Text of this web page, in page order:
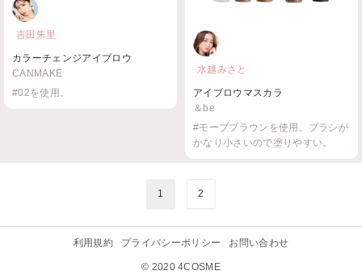
吉田朱里
カラーチェンジアイブロウ
CANMAKE
#02を使用。
水越みさと
アイブロウマスカラ
＆be
#モーブブラウンを使用。ブラシが
かなり小さいので塗りやすい。
1 2
利用規約 プライバシーポリシー お問い合わせ
© 2020 4COSME